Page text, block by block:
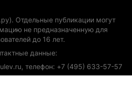
Отдельные публикации могут
не предназначенную для
до 16 лет.
данные:
телефон: +7 (495) 633-57-57